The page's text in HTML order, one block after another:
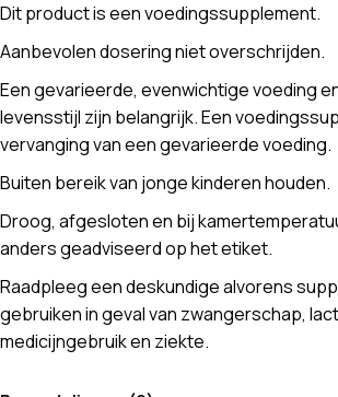
Dit product is een voedingssupplement.
Aanbevolen dosering niet overschrijden.
Een gevarieerde, evenwichtige voeding
levensstijl zijn belangrijk. Een
vervanging van een gevarieerde voeding.
Buiten bereik van jonge kinderen houden.
Droog, afgesloten en bij
anders geadviseerd op het etiket.
Raadpleeg een deskundige alvorens
gebruiken in geval van zwangerschap,
medicijngebruik en ziekte.